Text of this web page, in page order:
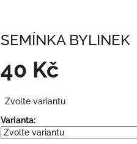
SEMÍNKA BYLINEK
40 Kč
cena:
Zvolte variantu
Varianta: